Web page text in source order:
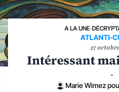
A LA UNE›
ATLANTI-
27
Intéressant
-
Marie Wimez